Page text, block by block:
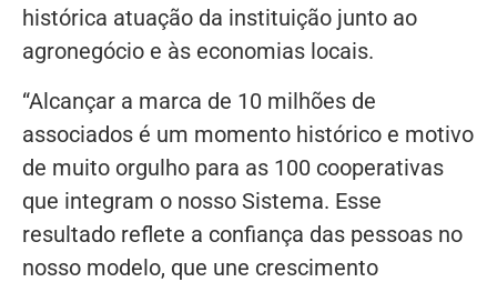
histórica atuação da instituição junto ao
agronegócio e às economias locais.
“Alcançar a marca de 10 milhões de
associados é um momento histórico e motivo
de muito orgulho para as 100 cooperativas
que integram o nosso Sistema. Esse
resultado reflete a confiança das pessoas no
nosso modelo, que une crescimento